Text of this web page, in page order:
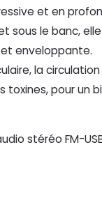
et en
sous le banc,
enveloppante.
la circulation
toxines, pour un
stéréo FM-